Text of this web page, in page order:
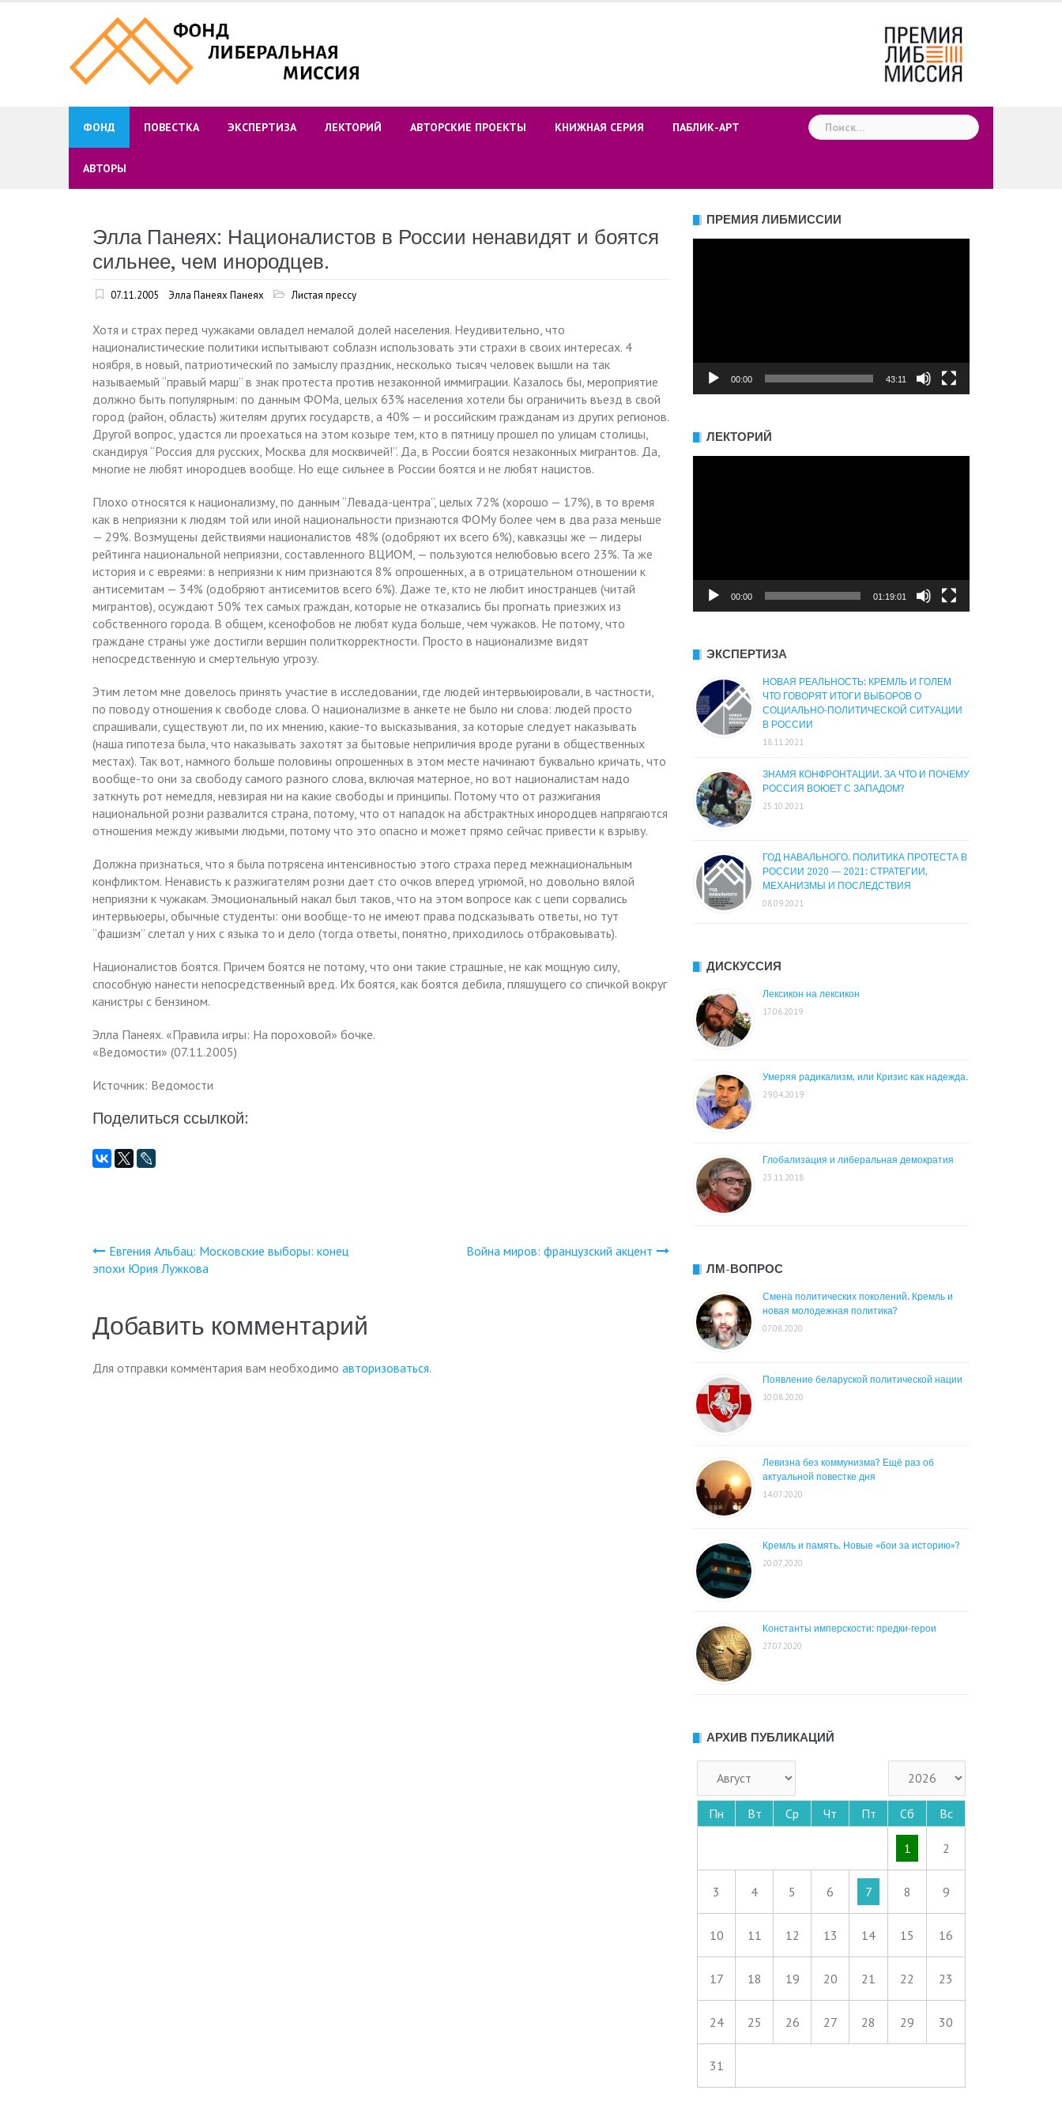
ФОНД ПОВЕСТКА ЭКСПЕРТИЗА ЛЕКТОРИЙ АВТОРСКИЕ ПРОЕКТЫ КНИЖНАЯ СЕРИЯ ПАБЛИК-АРТ
АВТОРЫ
Найти:
Элла Панеях: Националистов в России ненавидят и боятся
сильнее, чем инородцев.
07.11.2005 Элла Панеях Панеях Листая прессу
Хотя и страх перед чужаками овладел немалой долей населения. Неудивительно, что
националистические политики испытывают соблазн использовать эти страхи в своих интересах. 4
ноября, в новый, патриотический по замыслу праздник, несколько тысяч человек вышли на так
называемый “правый марш” в знак протеста против незаконной иммиграции. Казалось бы, мероприятие
должно быть популярным: по данным ФОМа, целых 63% населения хотели бы ограничить въезд в свой
город (район, область) жителям других государств, а 40% — и российским гражданам из других регионов.
Другой вопрос, удастся ли проехаться на этом козыре тем, кто в пятницу прошел по улицам столицы,
скандируя “Россия для русских, Москва для москвичей!”. Да, в России боятся незаконных мигрантов. Да,
многие не любят инородцев вообще. Но еще сильнее в России боятся и не любят нацистов.
Плохо относятся к национализму, по данным “Левада-центра”, целых 72% (хорошо — 17%), в то время
как в неприязни к людям той или иной национальности признаются ФОМу более чем в два раза меньше
— 29%. Возмущены действиями националистов 48% (одобряют их всего 6%), кавказцы же — лидеры
рейтинга национальной неприязни, составленного ВЦИОМ, — пользуются нелюбовью всего 23%. Та же
история и с евреями: в неприязни к ним признаются 8% опрошенных, а в отрицательном отношении к
антисемитам — 34% (одобряют антисемитов всего 6%). Даже те, кто не любит иностранцев (читай
мигрантов), осуждают 50% тех самых граждан, которые не отказались бы прогнать приезжих из
собственного города. В общем, ксенофобов не любят куда больше, чем чужаков. Не потому, что
граждане страны уже достигли вершин политкорректности. Просто в национализме видят
непосредственную и смертельную угрозу.
Этим летом мне довелось принять участие в исследовании, где людей интервьюировали, в частности,
по поводу отношения к свободе слова. О национализме в анкете не было ни слова: людей просто
спрашивали, существуют ли, по их мнению, какие-то высказывания, за которые следует наказывать
(наша гипотеза была, что наказывать захотят за бытовые неприличия вроде ругани в общественных
местах). Так вот, намного больше половины опрошенных в этом месте начинают буквально кричать, что
вообще-то они за свободу самого разного слова, включая матерное, но вот националистам надо
заткнуть рот немедля, невзирая ни на какие свободы и принципы. Потому что от разжигания
национальной розни развалится страна, потому, что от нападок на абстрактных инородцев напрягаются
отношения между живыми людьми, потому что это опасно и может прямо сейчас привести к взрыву.
Должна признаться, что я была потрясена интенсивностью этого страха перед межнациональным
конфликтом. Ненависть к разжигателям розни дает сто очков вперед угрюмой, но довольно вялой
неприязни к чужакам. Эмоциональный накал был таков, что на этом вопросе как с цепи сорвались
интервьюеры, обычные студенты: они вообще-то не имеют права подсказывать ответы, но тут
“фашизм” слетал у них с языка то и дело (тогда ответы, понятно, приходилось отбраковывать).
Националистов боятся. Причем боятся не потому, что они такие страшные, не как мощную силу,
способную нанести непосредственный вред. Их боятся, как боятся дебила, пляшущего со спичкой вокруг
канистры с бензином.
Элла Панеях. «Правила игры: На пороховой» бочке.
«Ведомости» (07.11.2005)
Источник: Ведомости
Поделиться ссылкой:
Навигация
записям
Евгения Альбац: Московские выборы: конец
эпохи Юрия Лужкова
Война миров: французский акцент
Добавить комментарий
Для отправки комментария вам необходимо авторизоваться.
ПРЕМИЯ ЛИБМИССИИ
00:00 43:11
ЛЕКТОРИЙ
00:00 01:19:01
ЭКСПЕРТИЗА
НОВАЯ РЕАЛЬНОСТЬ: КРЕМЛЬ И ГОЛЕМ
ЧТО ГОВОРЯТ ИТОГИ ВЫБОРОВ О
СОЦИАЛЬНО-ПОЛИТИЧЕСКОЙ СИТУАЦИИ
В РОССИИ
18.11.2021
ЗНАМЯ КОНФРОНТАЦИИ. ЗА ЧТО И ПОЧЕМУ
РОССИЯ ВОЮЕТ С ЗАПАДОМ?
25.10.2021
ГОД НАВАЛЬНОГО. ПОЛИТИКА ПРОТЕСТА В
РОССИИ 2020 — 2021: СТРАТЕГИИ,
МЕХАНИЗМЫ И ПОСЛЕДСТВИЯ
08.09.2021
ДИСКУССИЯ
Лексикон на лексикон
17.06.2019
Умеряя радикализм, или Кризис как надежда.
29.04.2019
Глобализация и либеральная демократия
23.11.2018
ЛМ-ВОПРОС
Смена политических поколений. Кремль и
новая молодежная политика?
07.08.2020
Появление беларуской политической нации
10.08.2020
Левизна без коммунизма? Ещё раз об
актуальной повестке дня
14.07.2020
Кремль и память. Новые «бои за историю»?
20.07.2020
Константы имперскости: предки-герои
27.07.2020
АРХИВ ПУБЛИКАЦИЙ
Пн Вт Ср Чт Пт Сб Вс
1 2
3 4 5 6 7 8 9
10 11 12 13 14 15 16
17 18 19 20 21 22 23
24 25 26 27 28 29 30
31